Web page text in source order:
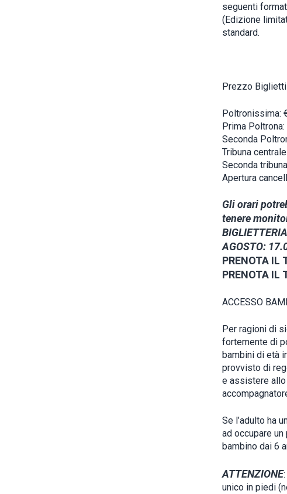
seguenti
(Edizione
standard.
Prezzo Biglietti
Poltronissima:
Prima
Seconda
Tribuna
Seconda
Apertura
Gli orari
tenere
AGOSTO:
PRENOTA IL
PRENOTA IL
ACCESSO
Per ragioni di
fortemente di
bambini di età
provvisto di
e assistere allo
Se l’adulto ha
ad occupare
bambino dai 6
ATTENZIONE
unico in piedi